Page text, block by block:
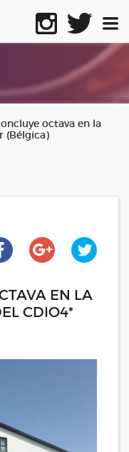
octava en la
(Bélgica)
EN LA
CDIO4*